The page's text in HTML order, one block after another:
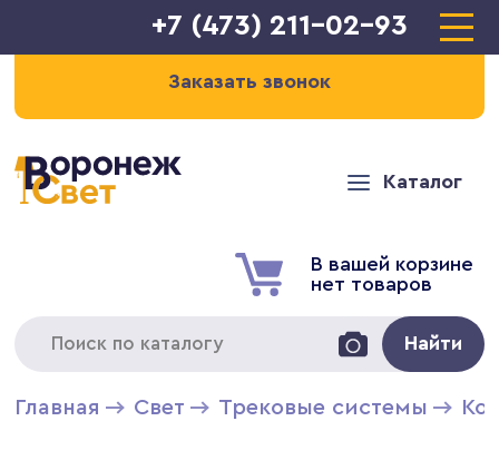
+7 (473) 211-02-93
Заказать звонок
Каталог
В вашей корзине
нет товаров
Найти
Главная Свет Трековые системы